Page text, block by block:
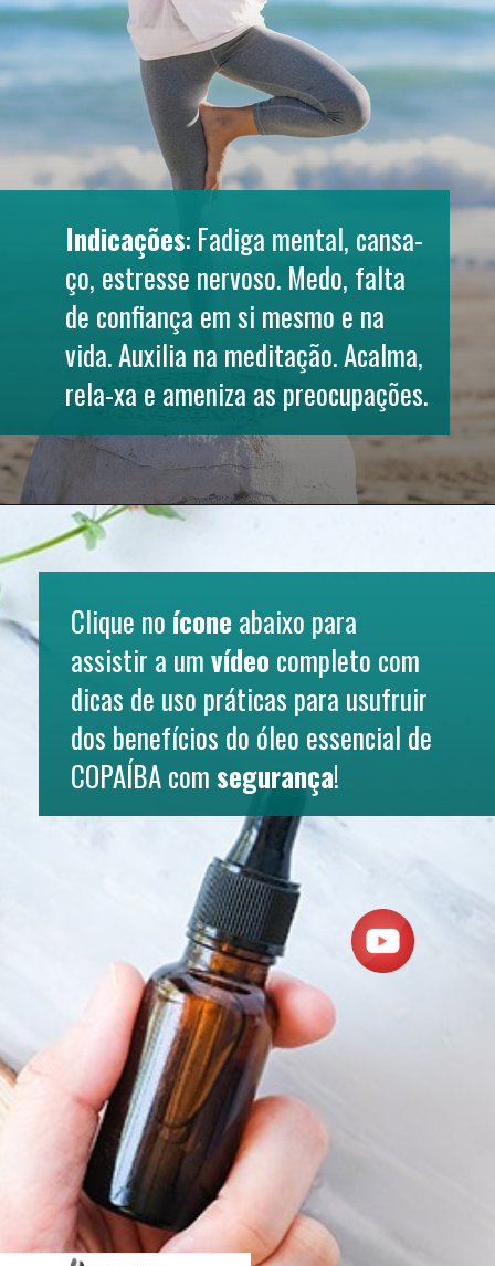
Indicações: Fadiga mental, cansa-
ço, estresse nervoso. Medo, falta
de confiança em si mesmo e na
vida. Auxilia na meditação. Acalma,
rela-xa e ameniza as preocupações.
Clique no ícone abaixo para
assistir a um vídeo completo com
dicas de uso práticas para usufruir
COPAÍBA com segurança!